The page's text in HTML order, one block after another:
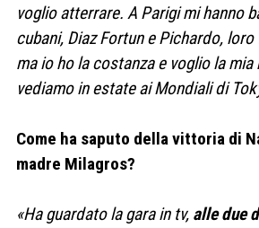
voglio atterrare. A Parigi mi hanno
cubani, Diaz Fortun e Pichardo,
ma io ho la costanza e voglio la
vediamo in estate ai Mondiali di
Come ha saputo della vittoria di
madre Milagros?
«Ha guardato la gara in tv, alle due